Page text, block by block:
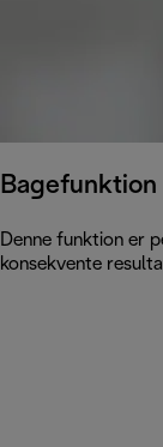
Bagefunktion
Denne funktion er
konsekvente